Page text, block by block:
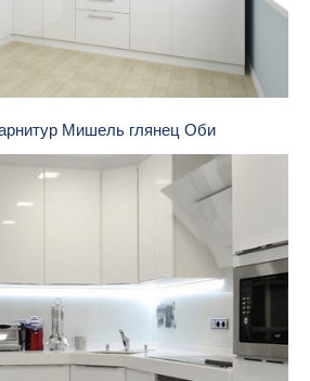
Мишель глянец Оби